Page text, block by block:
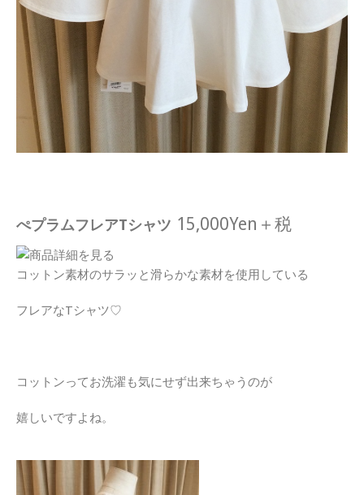
ぺプラムフレアTシャツ 15,000Yen＋税
コットン素材のサラッと滑らかな素材を使用している
フレアなTシャツ♡
コットンってお洗濯も気にせず出来ちゃうのが
嬉しいですよね。